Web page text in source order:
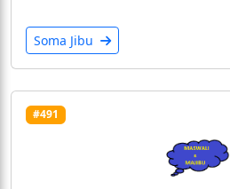
Soma Jibu
#491